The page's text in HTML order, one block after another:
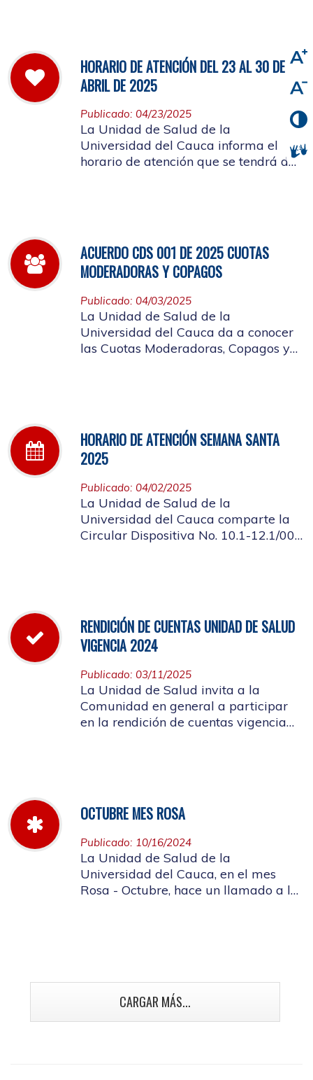
HORARIO DE ATENCIÓN DEL 23 AL 30 DE
ABRIL DE 2025
Publicado: 04/23/2025
La Unidad de Salud de la
Universidad del Cauca informa el
horario de atención que se tendrá del
ACUERDO CDS 001 DE 2025 CUOTAS
MODERADORAS Y COPAGOS
Publicado: 04/03/2025
La Unidad de Salud de la
Universidad del Cauca da a conocer
las Cuotas Moderadoras, Copagos y
HORARIO DE ATENCIÓN SEMANA SANTA
2025
Publicado: 04/02/2025
La Unidad de Salud de la
Universidad del Cauca comparte la
Circular Dispositiva No. 10.1-12.1/002
RENDICIÓN DE CUENTAS UNIDAD DE SALUD
VIGENCIA 2024
Publicado: 03/11/2025
La Unidad de Salud invita a la
Comunidad en general a participar
en la rendición de cuentas vigencia
OCTUBRE MES ROSA
Publicado: 10/16/2024
La Unidad de Salud de la
Universidad del Cauca, en el mes
Rosa - Octubre, hace un llamado a la
CARGAR MÁS...